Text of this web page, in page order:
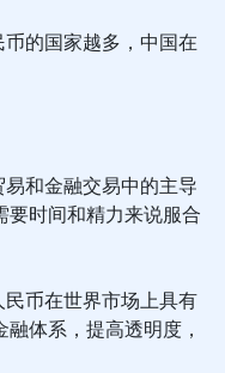
的国家越多，中国在
和金融交易中的主导
时间和精力来说服合
币在世界市场上具有
体系，提高透明度，